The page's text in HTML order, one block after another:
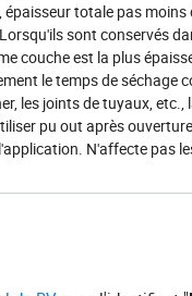
totale pas
sont conservés
couche est la plus
le temps de séchage
les joints de tuyaux,
pu out après
N'affecte